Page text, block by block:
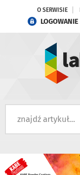
O SERWISIE
LOGOWANIE